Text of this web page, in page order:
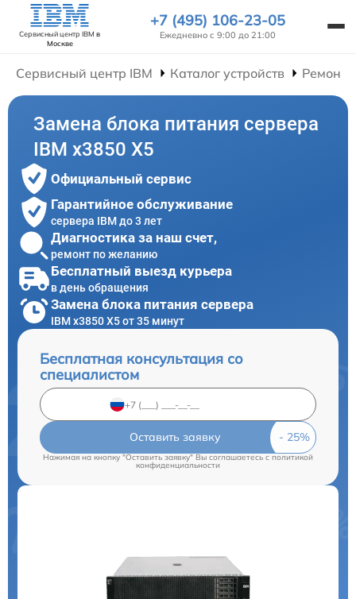
Сервисный центр IBM в
Москве
+7 (495) 106-23-05
Ежедневно с 9:00 до 21:00
Сервисный центр IBM Каталог устройств Ремонт
Замена блока питания сервера
IBM x3850 X5
Официальный сервис
Гарантийное обслуживание
сервера IBM до 3 лет
Диагностика за наш счет,
ремонт по желанию
Бесплатный выезд курьера
в день обращения
Замена блока питания сервера
IBM x3850 X5 от 35 минут
Бесплатная консультация со
специалистом
Оставить заявку
Нажимая на кнопку "Оставить заявку" Вы соглашаетесь c политикой
конфиденциальности